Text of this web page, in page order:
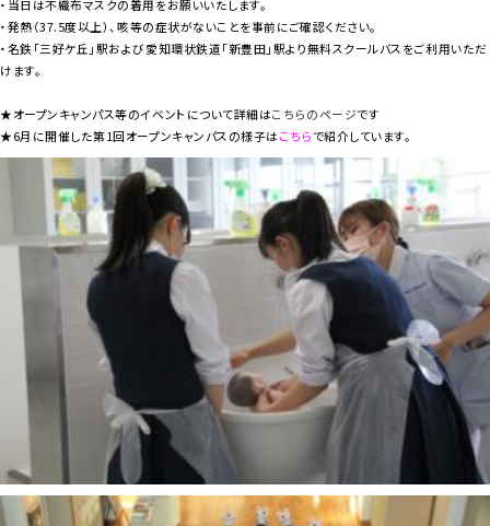
・当日は不織布マスクの着用をお願いいたします。
・発熱（37.5度以上）、咳等の症状がないことを事前にご確認ください。
・名鉄「三好ケ丘」駅および愛知環状鉄道「新豊田」駅より無料スクールバスをご利用いただ
けます。
★オープンキャンパス等のイベントについて詳細はこちらのページです
★6月に開催した第1回オープンキャンパスの様子はこちらで紹介しています。